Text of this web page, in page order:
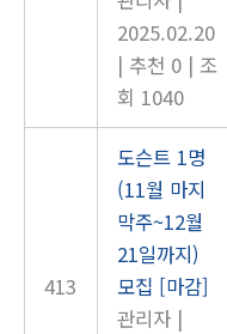
2025.02.20
| 추천 0 | 조
회 1040
413
도슨트 1명
(11월 마지
막주~12월
21일까지)
모집 [마감]
관리자 |